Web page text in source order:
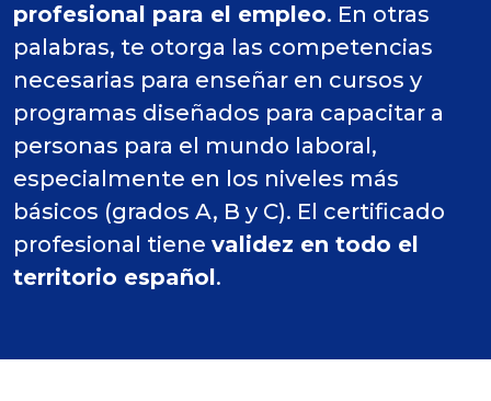
profesional para el empleo. En otras
palabras, te otorga las competencias
necesarias para enseñar en cursos y
programas diseñados para capacitar a
personas para el mundo laboral,
especialmente en los niveles más
básicos (grados A, B y C). El certificado
profesional tiene validez en todo el
territorio español .